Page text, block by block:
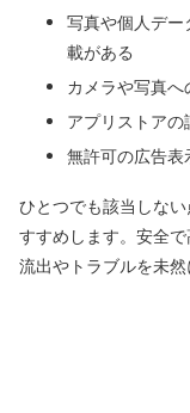
写真や個人デー
載がある
カメラや写真
アプリストア
無許可の広告表
ひとつでも該当しな
すすめします。安全
流出やトラブルを未然